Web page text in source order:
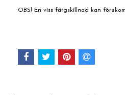
OBS! En viss färgskillnad kan